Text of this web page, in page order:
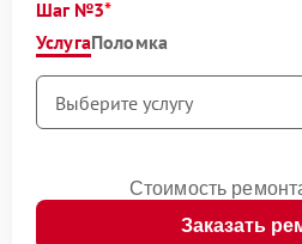
Шаг №3
УслугаПоломка
Заказать
Стоимость